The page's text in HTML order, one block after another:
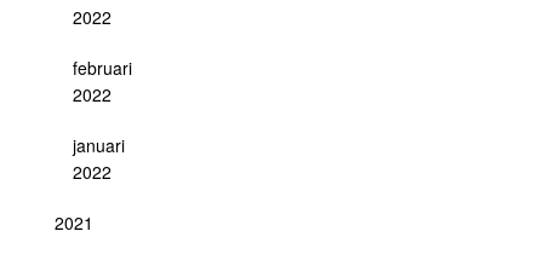
2022
februari
2022
januari
2022
2021